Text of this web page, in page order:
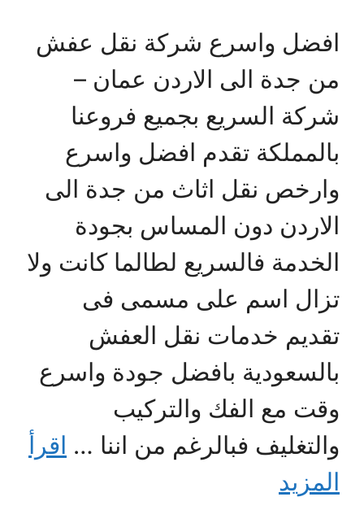
افضل واسرع شركة نقل عفش
من جدة الى الاردن عمان –
شركة السريع بجميع فروعنا
بالمملكة تقدم افضل واسرع
وارخص نقل اثاث من جدة الى
الاردن دون المساس بجودة
الخدمة فالسريع لطالما كانت ولا
تزال اسم على مسمى فى
تقديم خدمات نقل العفش
بالسعودية بافضل جودة واسرع
وقت مع الفك والتركيب
والتغليف فبالرغم من اننا … اقرأ
المزيد